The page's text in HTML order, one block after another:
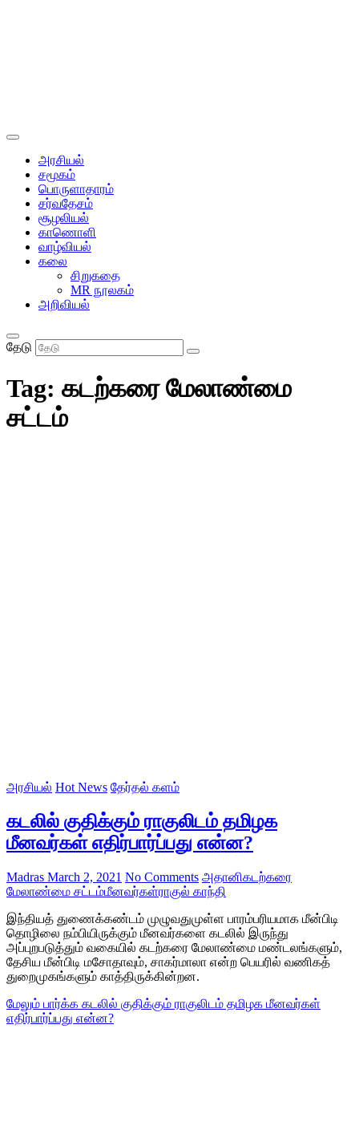
அரசியல்
சமூகம்
பொருளாதாரம்
சர்வதேசம்
சூழலியல்
காணொளி
வாழ்வியல்
கலை
சிறுகதை
MR நூலகம்
அறிவியல்
தேடு
Tag: கடற்கரை மேலாண்மை
சட்டம்
அரசியல் Hot News தேர்தல் களம்
கடலில் குதிக்கும் ராகுலிடம் தமிழக
மீனவர்கள் எதிர்பார்ப்பது என்ன?
Madras March 2, 2021 No Comments அதானிகடற்கரை
மேலாண்மை சட்டம்மீனவர்கள்ராகுல் காந்தி
இந்தியத் துணைக்கண்டம் முழுவதுமுள்ள பாரம்பரியமாக மீன்பிடி
தொழிலை நம்பியிருக்கும் மீனவர்களை கடலில் இருந்து
அப்புறபடுத்தும் வகையில் கடற்கரை மேலாண்மை மண்டலங்களும்,
தேசிய மீன்பிடி மசோதாவும், சாகர்மாலா என்ற பெயரில் வணிகத்
துறைமுகங்களும் காத்திருக்கின்றன.
மேலும் பார்க்க கடலில் குதிக்கும் ராகுலிடம் தமிழக மீனவர்கள்
எதிர்பார்ப்பது என்ன?